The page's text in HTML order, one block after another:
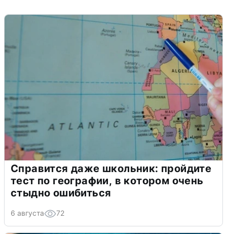
Справится даже школьник: пройдите
тест по географии, в котором очень
стыдно ошибиться
6 августа 72